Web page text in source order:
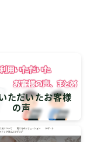
ただいたお客様
の声